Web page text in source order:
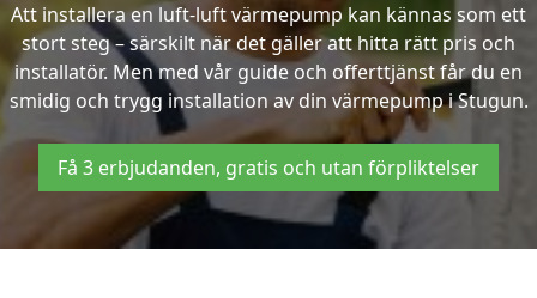
Att installera en luft-luft värmepump kan kännas som ett
stort steg – särskilt när det gäller att hitta rätt pris och
installatör. Men med vår guide och offerttjänst får du en
smidig och trygg installation av din värmepump i Stugun.
Få 3 erbjudanden, gratis och utan förpliktelser